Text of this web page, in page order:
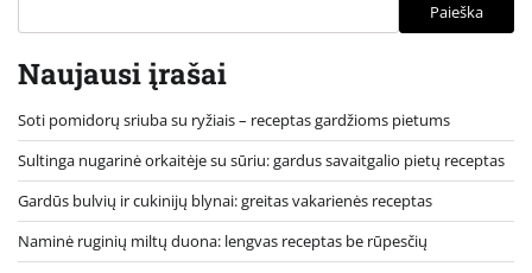
Paieška
Naujausi įrašai
Soti pomidorų sriuba su ryžiais – receptas gardžioms pietums
Sultinga nugarinė orkaitėje su sūriu: gardus savaitgalio pietų receptas
Gardūs bulvių ir cukinijų blynai: greitas vakarienės receptas
Naminė ruginių miltų duona: lengvas receptas be rūpesčių